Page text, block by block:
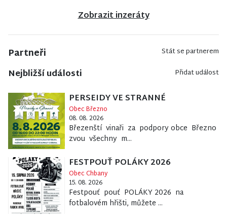
Zobrazit inzeráty
Partneři Stát se partnerem
Nejbližší události Přidat událost
PERSEIDY VE STRANNÉ
Obec Březno
08. 08. 2026
Březenští vinaři za podpory obce Březno
zvou všechny m...
FESTPOUŤ POLÁKY 2026
Obec Chbany
15. 08. 2026
Festpouť pouť POLÁKY 2026 na
fotbalovém hřišti, můžete ...